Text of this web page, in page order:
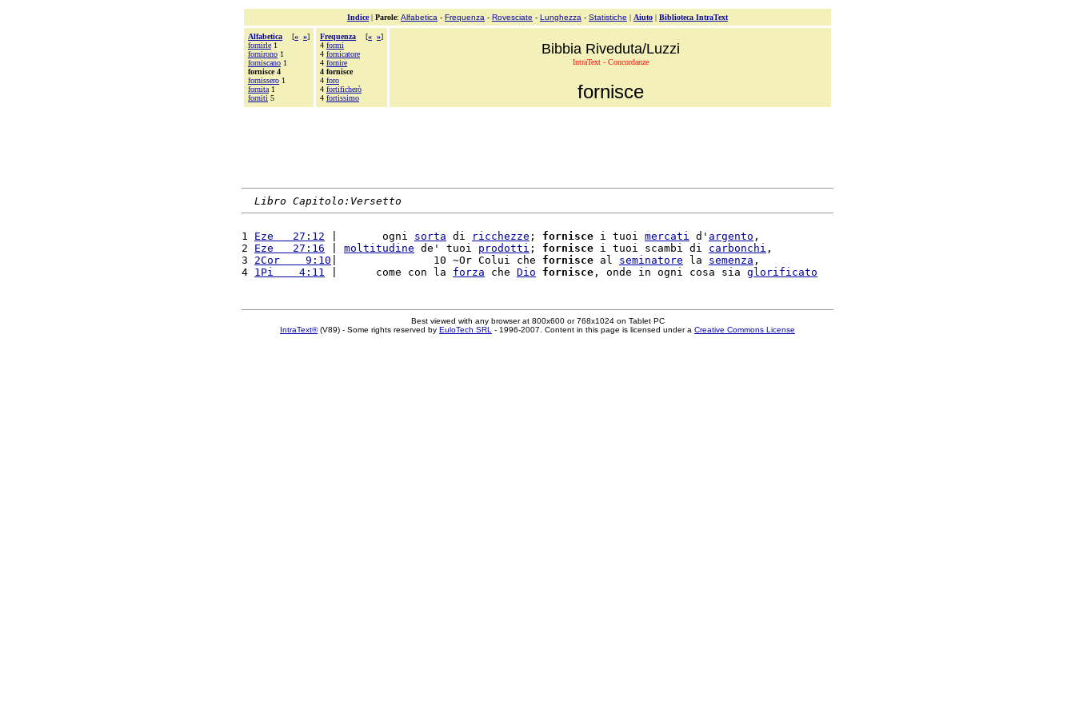
Indice| Parole: Alfabetica - Frequenza - Rovesciate - Lunghezza - Statistiche | Aiuto | Biblioteca IntraText
Alfabetica [« »]
fornirle 1
fornirono 1
forniscano 1
fornisce 4
fornissero 1
fornita 1
forniti 5
Frequenza [« »]
4 formi
4 fornicatore
4 fornire
4 fornisce
4 foro
4 fortificherò
4 fortissimo
Bibbia Riveduta/Luzzi
IntraText - Concordanze
fornisce
Libro Capitolo:Versetto
1 Eze   27:12 |       ogni sorta di ricchezze ; fornisce i tuoi mercati d' argento ,
2 Eze   27:16 moltitudine de' tuoi prodotti ; fornisce i tuoi scambi di carbonchi ,
3 2Cor    9:10 |               10 ~Or Colui che fornisce al seminatore la semenza ,
4 1Pi    4:11 |      come con la forza che Dio fornisce , onde in ogni cosa sia glorificato
Best viewed with any browser at 800x600 or 768x1024 on Tablet PC
IntraText®(V89) - Some rights reserved by EuloTech SRL - 1996-2007. Content in this page is licensed under a Creative Commons License